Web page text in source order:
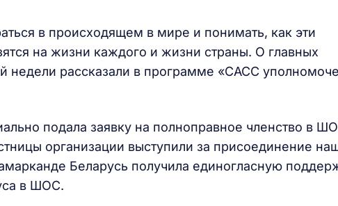
в происходящем в мире и понимать, как эти
на жизни каждого и жизни страны. О главных
недели рассказали в программе «САСС
подала заявку на полноправное членство в
организации выступили за присоединение
Беларусь получила единогласную
в ШОС.